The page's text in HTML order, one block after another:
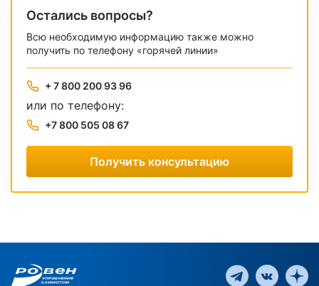
Остались вопросы?
Всю необходимую информацию также можно
получить по телефону «горячей линии»
+ 7 800 200 93 96
или по телефону:
+7 800 505 08 67
Получить консультацию